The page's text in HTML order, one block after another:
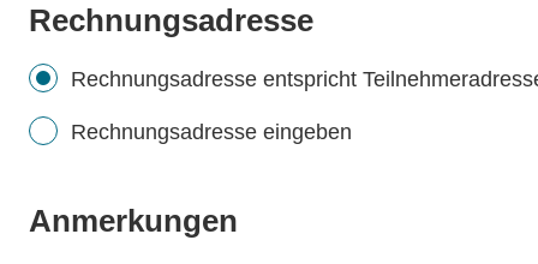
Rechnungsadresse
Rechnungsadresse entspricht
Rechnungsadresse eingeben
Anmerkungen